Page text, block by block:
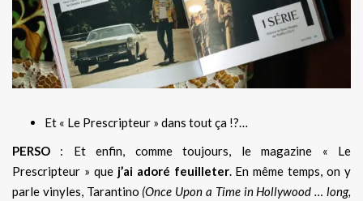
Et « Le Prescripteur » dans tout ça !?…
PERSO : Et enfin, comme toujours, le magazine « Le
Prescripteur » que j’ai adoré feuilleter. En même temps, on y
parle vinyles, Tarantino (Once Upon a Time in Hollywood … long,